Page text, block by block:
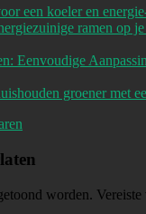
een koeler en
ramen op
Eenvoudige
groener met
worden.